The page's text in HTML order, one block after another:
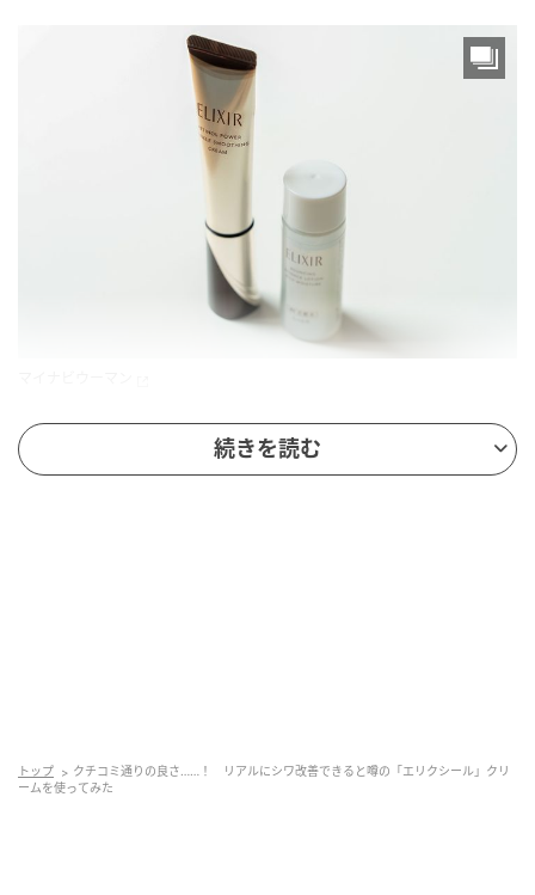
「シワを改善する」と言い切れるのがすご
い。純粋レチノールを配合
続きを読む
トップ
クチコミ通りの良さ……！ リアルにシワ改善できると噂の「エリクシール」クリ
ームを使ってみた